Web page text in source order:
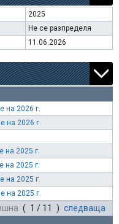
2025
Не се разпределя
11.06.2026
на 2026 г.
на 2026 г.
на 2025 г.
на 2025 г.
на 2025 г.
на 2025 г.
( 1 / 11 ) следваща